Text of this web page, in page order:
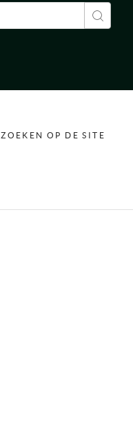
ZOEKEN OP DE SITE